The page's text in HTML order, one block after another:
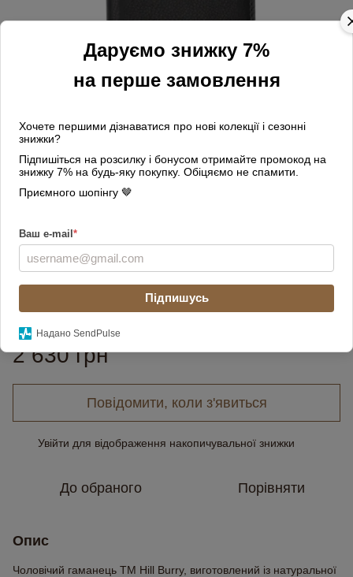
Даруємо знижку 7%
на перше замовлення
Хочете першими дізнаватися про нові колекції і сезонні
знижки?
Підпишіться на розсилку і бонусом отримайте промокод на
знижку 7% на будь-яку покупку. Обіцяємо не спамити.
Приємного шопінгу 🤎
Ваш e-mail *
Підпишусь
Надано SendPulse
Колір
Немає в наявності
2 630 грн
Повідомити, коли з'явиться
Увійти для відображення накопичувальної знижки
До обраного Порівняти
Опис
Чоловічий гаманець TM Hill Burry, виготовлений із натуральної